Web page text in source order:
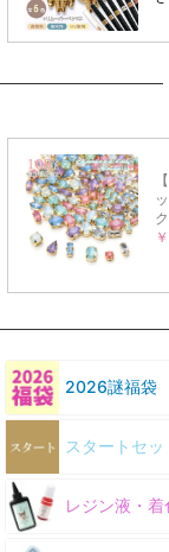
2026謎福袋
スタートセ
レジン液・